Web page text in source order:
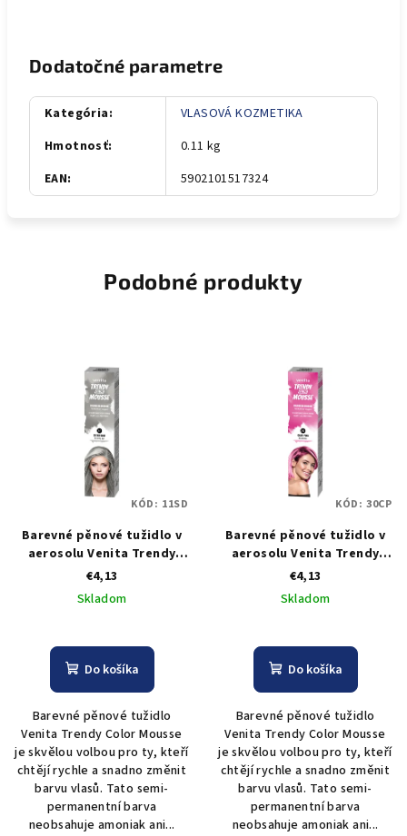
Dodatočné parametre
Kategória:
VLASOVÁ KOZMETIKA
Hmotnosť:
0.11 kg
EAN: 5902101517324
Podobné produkty
Barevné pěnové tužidlo v
aerosolu Venita Trendy
Color Mousse stříbrná - 75
ml
€4,13
Skladom
Do košíka
Barevné pěnové tužidlo
Venita Trendy Color Mousse
je skvělou volbou pro ty, kteří
chtějí rychle a snadno změnit
barvu vlasů. Tato semi-
permanentní barva
neobsahuje amoniak ani...
KÓD: 11SD
Barevné pěnové tužidlo v
aerosolu Venita Trendy
Color Mousse růžová - 75 ml
€4,13
Skladom
Do košíka
Barevné pěnové tužidlo
Venita Trendy Color Mousse
je skvělou volbou pro ty, kteří
chtějí rychle a snadno změnit
barvu vlasů. Tato semi-
permanentní barva
neobsahuje amoniak ani...
KÓD: 30CP